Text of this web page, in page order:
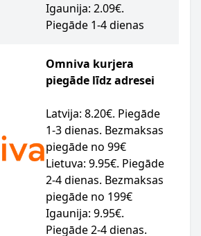
Igaunija: 2.09€.
Piegāde 1-4 dienas
Omniva kurjera
piegāde līdz adresei
Latvija: 8.20€. Piegāde
1-3 dienas. Bezmaksas
piegāde no 99€
Lietuva: 9.95€. Piegāde
2-4 dienas. Bezmaksas
piegāde no 199€
Igaunija: 9.95€.
Piegāde 2-4 dienas.